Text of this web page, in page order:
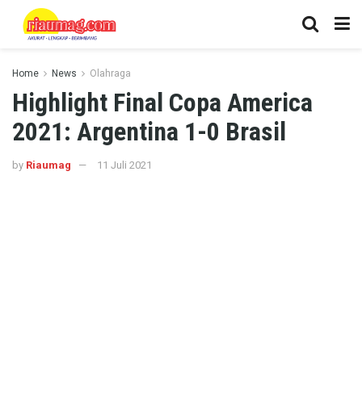
Home News Olahraga
Highlight Final Copa America
2021: Argentina 1-0 Brasil
by Riaumag 11 Juli 2021